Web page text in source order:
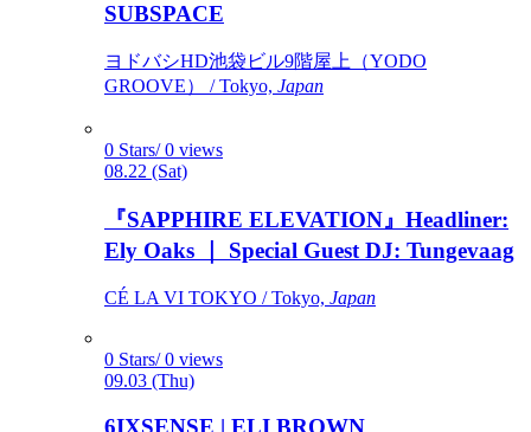
SUBSPACE
ヨドバシHD池袋ビル9階屋上（YODO
GROOVE） / Tokyo, Japan
0 Stars/ 0 views
08.22 (Sat)
『SAPPHIRE ELEVATION』Headliner:
Ely Oaks ｜ Special Guest DJ: Tungevaag
CÉ LA VI TOKYO / Tokyo, Japan
0 Stars/ 0 views
09.03 (Thu)
6IXSENSE | ELI BROWN